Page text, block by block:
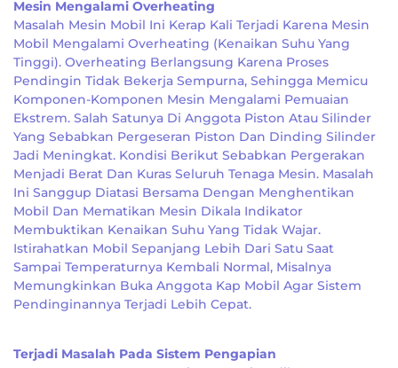
Mesin Mengalami Overheating
Masalah Mesin Mobil Ini Kerap Kali Terjadi Karena Mesin
Mobil Mengalami Overheating (kenaikan Suhu Yang
Tinggi). Overheating Berlangsung Karena Proses
Pendingin Tidak Bekerja Sempurna, Sehingga Memicu
Komponen-Komponen Mesin Mengalami Pemuaian
Ekstrem. Salah Satunya Di Anggota Piston Atau Silinder
Yang Sebabkan Pergeseran Piston Dan Dinding Silinder
Jadi Meningkat. Kondisi Berikut Sebabkan Pergerakan
Menjadi Berat Dan Kuras Seluruh Tenaga Mesin. Masalah
Ini Sanggup Diatasi Bersama Dengan Menghentikan
Mobil Dan Mematikan Mesin Dikala Indikator
Membuktikan Kenaikan Suhu Yang Tidak Wajar.
Istirahatkan Mobil Sepanjang Lebih Dari Satu Saat
Sampai Temperaturnya Kembali Normal, Misalnya
Memungkinkan Buka Anggota Kap Mobil Agar Sistem
Pendinginannya Terjadi Lebih Cepat.
Terjadi Masalah Pada Sistem Pengapian